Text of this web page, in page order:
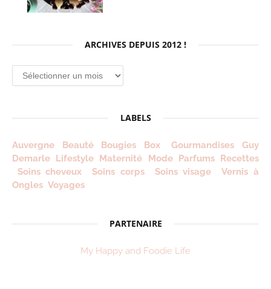
ARCHIVES DEPUIS 2012 !
Archives
depuis
LABELS
Auvergne Beauté Bougies Box Gourmandises
Guy
Demarle Lifestyle Maternité Mode Parfums Recettes
Soins cheveux
Soins corps Soins visage
Vernis à
Ongles Voyages
PARTENAIRE
My Happy and Foodie Life